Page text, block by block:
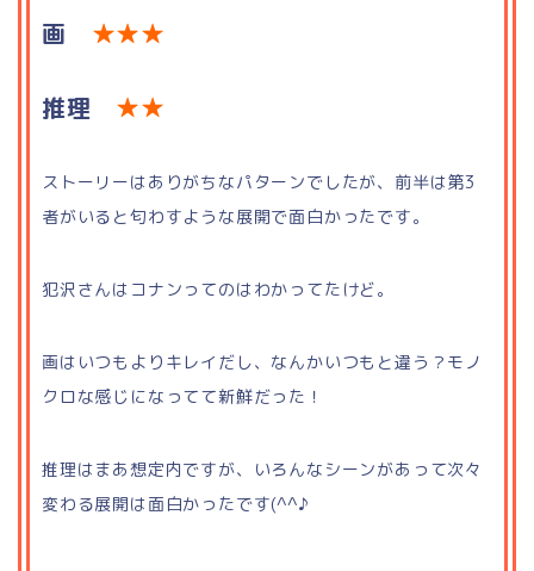
画 ★★★
推理 ★★
ストーリーはありがちなパターンでしたが、前半は第3
者がいると匂わすような展開で面白かったです。
犯沢さんはコナンってのはわかってたけど。
画はいつもよりキレイだし、なんかいつもと違う？モノ
クロな感じになってて新鮮だった！
推理はまあ想定内ですが、いろんなシーンがあって次々
変わる展開は面白かったです(^^♪